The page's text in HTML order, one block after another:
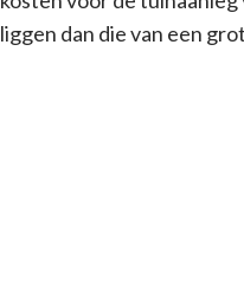
liggen dan die van een